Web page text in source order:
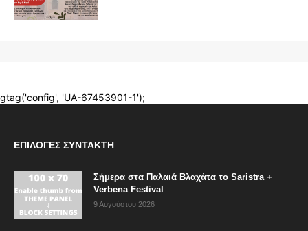
ΕΠΙΛΟΓΈΣ ΣΥΝΤΆΚΤΗ
Σήμερα στα Παλαιά Βλαχάτα το Saristra +
Verbena Festival
9 Αυγούστου 2026